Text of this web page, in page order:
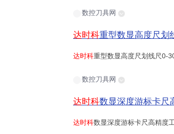
数控刀具网
达时科重型数显高度尺划线尺0-
达时科重型数显高度尺划线尺0-
数控刀具网
达时科数显深度游标卡尺高精度工
达时科数显深度游标卡尺高精度